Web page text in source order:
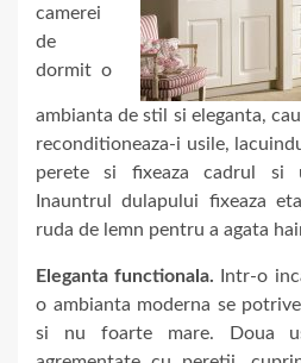
camerei
de
dormit o
ambianta de stil si eleganta,
reconditioneaza-i usile,
perete si fixeaza cadrul si
Inauntrul dulapului fixeaza
ruda de lemn pentru a agata
Eleganta functionala. Intr-o
o ambianta moderna se
si nu foarte mare. Doua